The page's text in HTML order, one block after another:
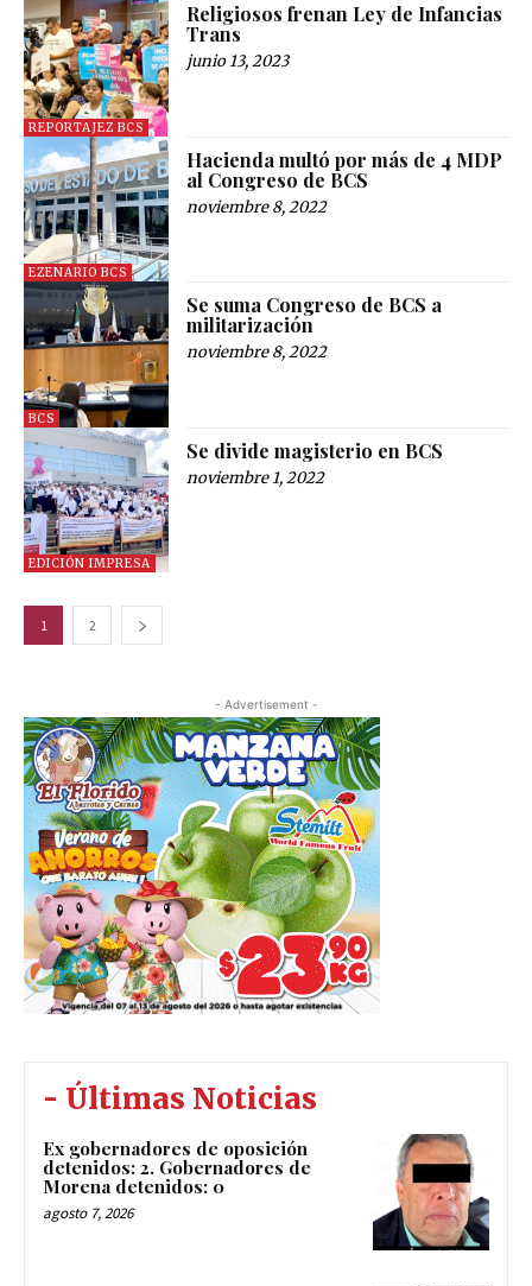
REPORTAJEZ BCS
Religiosos frenan Ley de Infancias
Trans
junio 13, 2023
EZENARIO BCS
Hacienda multó por más de 4 MDP
al Congreso de BCS
noviembre 8, 2022
BCS
Se suma Congreso de BCS a
militarización
noviembre 8, 2022
EDICIÓN IMPRESA
Se divide magisterio en BCS
noviembre 1, 2022
1 2
- Advertisement -
- Últimas Noticias
Ex gobernadores de oposición
detenidos: 2. Gobernadores de
Morena detenidos: 0
agosto 7, 2026